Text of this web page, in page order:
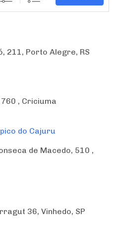
211, Porto Alegre, RS
, Criciuma
do Cajuru
de Macedo, 510 ,
36, Vinhedo, SP